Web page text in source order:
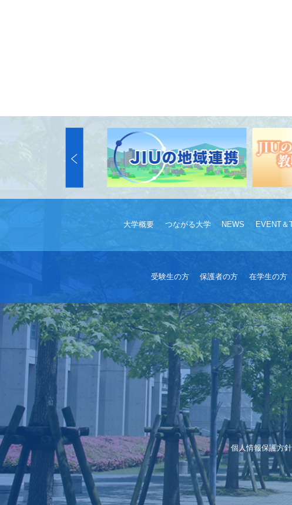
大学概要 つながる大学 NEWS EVENT＆
受験生の方 保護者の方 在学生の方
個人情報保護方針